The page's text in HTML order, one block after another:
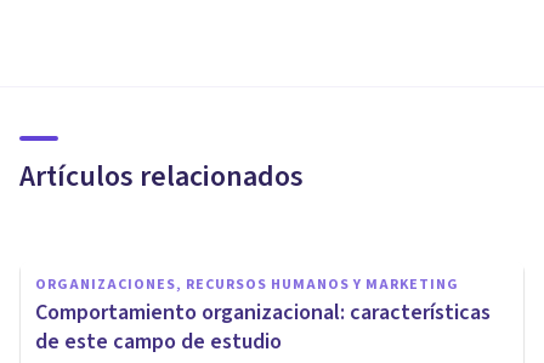
Artículos relacionados
aspecto
ORGANIZACIONES, RECURSOS HUMANOS Y MARKETING
Comportamiento organizacional: características
de este campo de estudio